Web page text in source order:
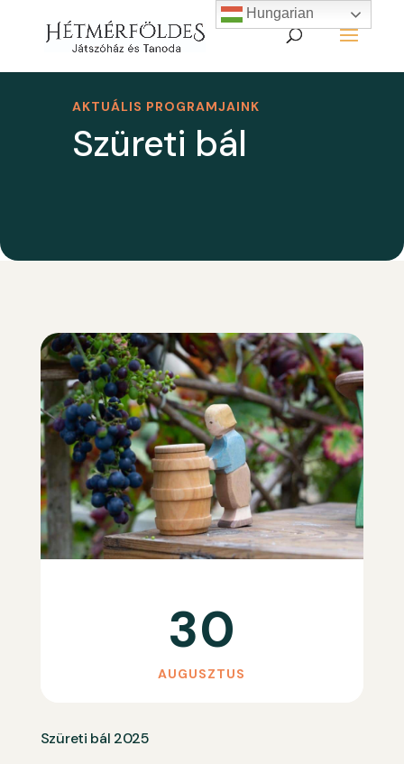
AKTUÁLIS PROGRAMJAINK
Szüreti bál
30
AUGUSZTUS
Szüreti bál 2025
Hungarian